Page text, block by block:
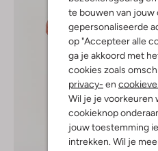
te bouwen van jouw
gepersonaliseerde
op "Accepteer alle
ga je akkoord met
cookies zoals
privacy- en
Wil je je voorkeuren
cookieknop
jouw toestemming
intrekken. Wil je